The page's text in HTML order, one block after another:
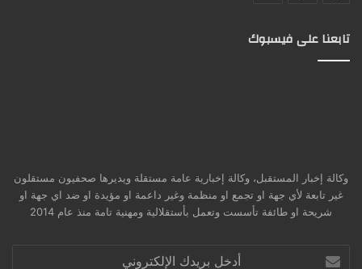
تابعنا على فيسبوك
وكالة إخبار المستقبل، وكالة إخبارية عامة مستقلة ويديرها صحفيون مستقلون
غير تابعة لأي جهة او تجمع او منظمة وغير داعمة او مؤيدة او ضد اي جهة او
شريحة او طائفة تأسست وتعمل بأستقلالية ومهنية تامة منذ عام 2014